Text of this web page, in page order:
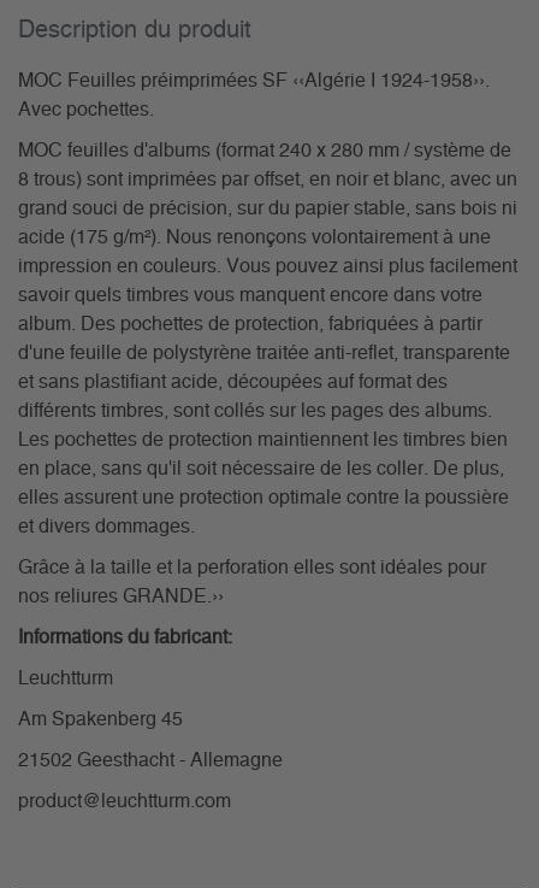
Description du­ produit
MOC Feuilles préimprimées SF ‹‹Algérie I 1924-1958››.
Avec pochettes.
MOC feuilles d'albums (format 240 x 280 mm / système de
8 trous) sont imprimées par offset, en noir et blanc, avec un
grand souci de précision, sur du papier stable, sans bois ni
acide (175 g/m²). Nous renonçons volontairement à une
impression en couleurs. Vous pouvez ainsi plus facilement
savoir quels timbres vous manquent encore dans votre
album. Des pochettes de protection, fabriquées à partir
d'une feuille de polystyrène traitée anti-reflet, transparente
et sans plastifiant acide, découpées auf format des
différents timbres, sont collés sur les pages des albums.
Les pochettes de protection maintiennent les timbres bien
en place, sans qu'il soit nécessaire de les coller. De plus,
elles assurent une protection optimale contre la poussière
et divers dommages.
Grâce à la taille et la perforation elles sont idéales pour
nos reliures GRANDE.››
Informations du fabricant:
Leuchtturm
Am Spakenberg 45
21502 Geesthacht - Allemagne
product@leuchtturm.com